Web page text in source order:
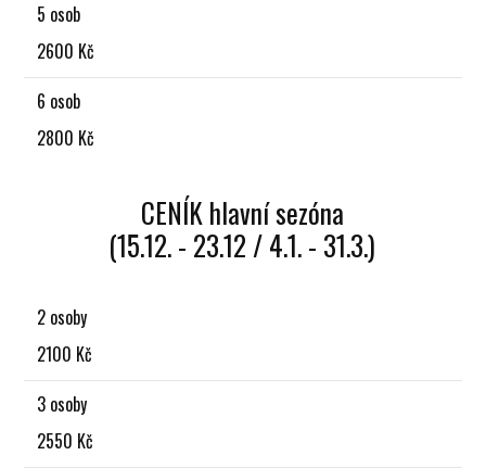
5 osob
2600 Kč
6 osob
2800 Kč
CENÍK hlavní sezóna
(15.12. - 23.12 / 4.1. - 31.3.)
2 osoby
2100 Kč
3 osoby
2550 Kč